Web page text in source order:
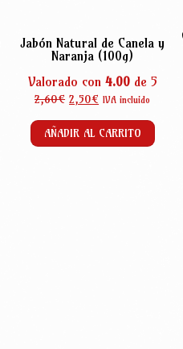
Jabón Natural de Canela y
Naranja (100g)
Valorado con 4.00de 5
2,60€ El
original
era:
2,50€ El
actual
es:
IVA incluido
AÑADIR AL CARRITO